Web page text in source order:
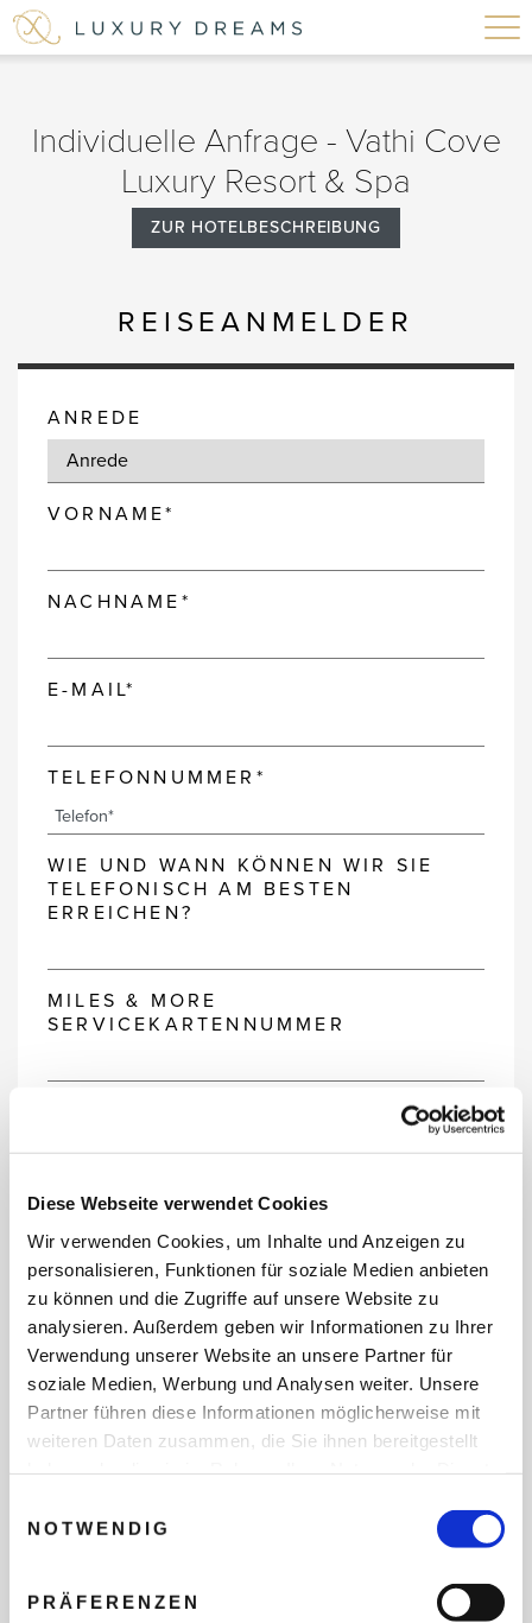
Diese Webseite verwendet Cookies
Wir verwenden Cookies, um Inhalte und Anzeigen zu
personalisieren, Funktionen für soziale Medien anbieten
zu können und die Zugriffe auf unsere Website zu
analysieren. Außerdem geben wir Informationen zu Ihrer
Verwendung unserer Website an unsere Partner für
soziale Medien, Werbung und Analysen weiter. Unsere
Partner führen diese Informationen möglicherweise mit
weiteren Daten zusammen, die Sie ihnen bereitgestellt
NOTWENDIG
PRÄFERENZEN
Individuelle Anfrage - Vathi Cove
Luxury Resort & Spa
ZUR HOTELBESCHREIBUNG
REISEANMELDER
ANREDE
VORNAME*
NACHNAME*
E-MAIL*
TELEFONNUMMER*
WIE UND WANN KÖNNEN WIR SIE
TELEFONISCH AM BESTEN
ERREICHEN?
MILES & MORE
SERVICEKARTENNUMMER
REISEZEITRAUM
ANZAHL ERWACHSENE